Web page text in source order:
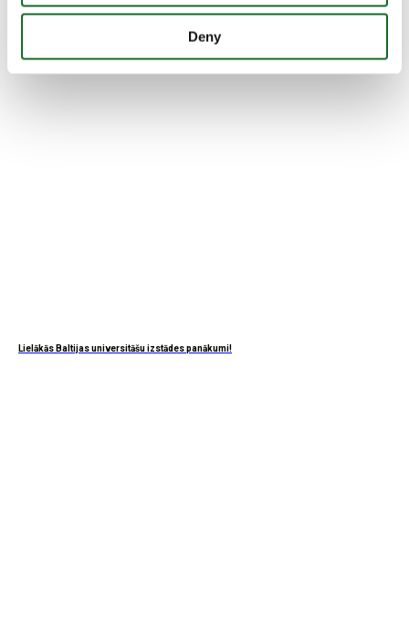
Deny
Iespēja kārtot SAT eksāmenu Ekziperī Starptautiskajā vidusskolā!
Lielākās Baltijas universitāšu izstādes panākumi!